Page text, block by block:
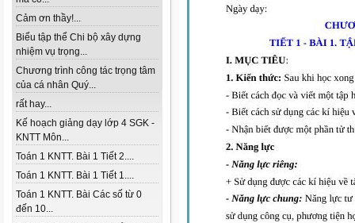
Cảm ơn thầy!...
Biểu tập thể Chi bộ xây dựng
nhiệm vụ trọng...
Chương trình công tác trọng tâm
của cá nhân Quý...
rất hay...
Kế hoạch giảng dạy lớp 4 SGK -
KNTT Môn...
Toán 1 KNTT. Bài 1 Tiết 2....
Toán 1 KNTT. Bài 1 Tiết 1....
Toán 1 KNTT. Bài Các số từ 0
đến 10...